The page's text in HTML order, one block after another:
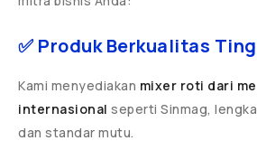
✅ Produk Berkualitas
Kami menyediakan mixer roti dari
internasional seperti Sinmag,
dan standar mutu.